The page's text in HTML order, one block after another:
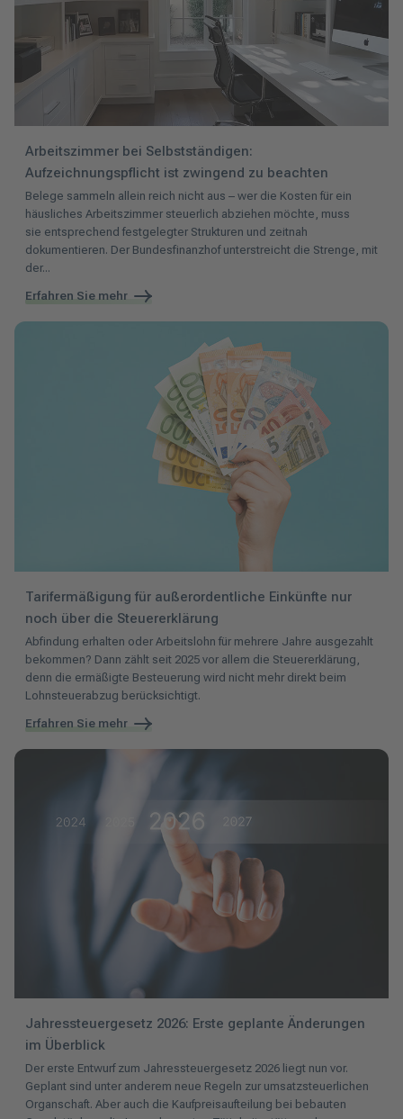
Arbeitszimmer bei Selbstständigen:
Aufzeichnungspflicht ist zwingend zu beachten
Belege sammeln allein reich nicht aus – wer die Kosten für ein
häusliches Arbeitszimmer steuerlich abziehen möchte, muss
sie entsprechend festgelegter Strukturen und zeitnah
dokumentieren. Der Bundesfinanzhof unterstreicht die Strenge, mit
der...
Erfahren Sie mehr
Tarifermäßigung für außerordentliche Einkünfte nur
noch über die Steuererklärung
Abfindung erhalten oder Arbeitslohn für mehrere Jahre ausgezahlt
bekommen? Dann zählt seit 2025 vor allem die Steuererklärung,
denn die ermäßigte Besteuerung wird nicht mehr direkt beim
Lohnsteuerabzug berücksichtigt.
Erfahren Sie mehr
Jahressteuergesetz 2026: Erste geplante Änderungen
im Überblick
Der erste Entwurf zum Jahressteuergesetz 2026 liegt nun vor.
Geplant sind unter anderem neue Regeln zur umsatzsteuerlichen
Organschaft. Aber auch die Kaufpreisaufteilung bei bebauten